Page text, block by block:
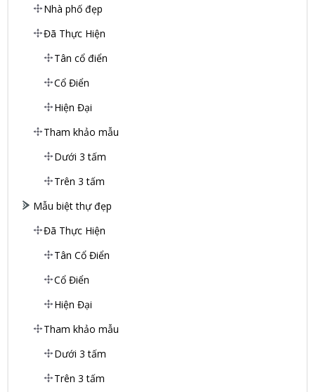
Nhà phố đẹp
Đã Thực Hiện
Tân cổ điển
Cổ Điển
Hiện Đại
Tham khảo mẫu
Dưới 3 tấm
Trên 3 tấm
Mẫu biệt thự đẹp
Đã Thực Hiện
Tân Cổ Điển
Cổ Điển
Hiện Đại
Tham khảo mẫu
Dưới 3 tấm
Trên 3 tấm